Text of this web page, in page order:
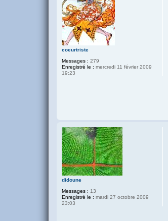
coeurtriste
Messages : 279
Enregistré le : mercredi 11 février 2009
19:23
didoune
Messages : 13
Enregistré le : mardi 27 octobre 2009
23:03